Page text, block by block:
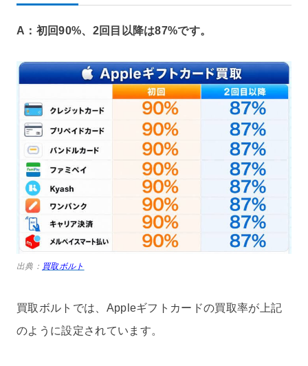
A：初回90%、2回目以降は87%です。
出典： 買取ボルト
買取ボルトでは、Appleギフトカードの買取率が上記
のように設定されています。